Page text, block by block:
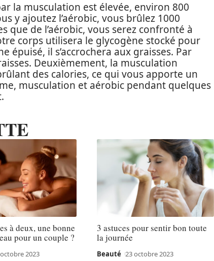
la musculation est élevée, environ 800
y ajoutez l’aérobic, vous brûlez 1000
que de l’aérobic, vous serez confronté à
corps utilisera le glycogène stocké pour
épuisé, il s’accrochera aux graisses. Par
Deuxièmement, la musculation
des calories, ce qui vous apporte un
musculation et aérobic pendant quelques
à deux, une bonne
pour un couple ?
2023
3 astuces pour sentir bon toute
la journée
Beauté 23 octobre 2023